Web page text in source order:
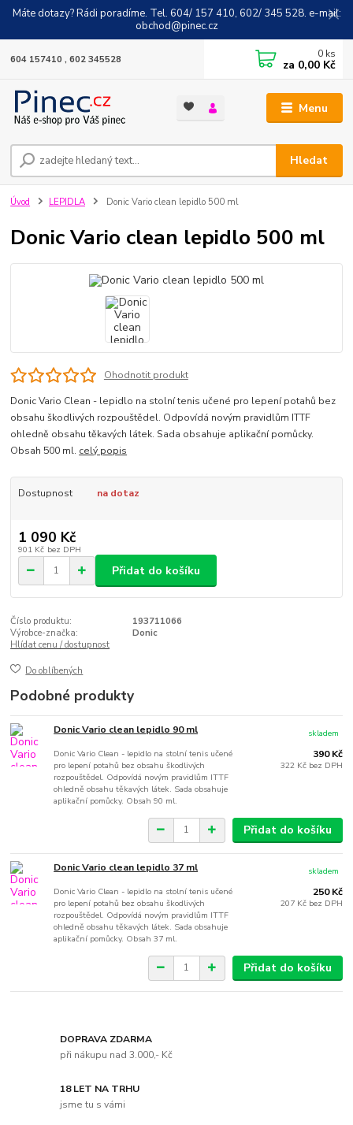
Máte dotazy? Rádi poradíme. Tel. 604/ 157 410, 602/ 345 528. e-mail:
obchod@pinec.cz
Menu
Hledat
604 157410 , 602 345528 0 ks
za 0,00 Kč
Úvod LEPIDLA Donic Vario clean lepidlo 500 ml
Donic Vario clean lepidlo 500 ml
Ohodnotit produkt
Donic Vario Clean - lepidlo na stolní tenis učené pro lepení potahů bez
obsahu škodlivých rozpouštědel. Odpovídá novým pravidlům ITTF
ohledně obsahu těkavých látek. Sada obsahuje aplikační pomůcky.
Obsah 500 ml. celý popis
Dostupnost na dotaz
1 090 Kč
901 Kč bez DPH
Přidat do košíku
Číslo produktu:
193711066
Výrobce-značka:
Donic
Hlídat cenu / dostupnost
Do oblíbených
Podobné produkty
Donic Vario clean lepidlo 90 ml
Donic Vario Clean - lepidlo na stolní tenis učené
pro lepení potahů bez obsahu škodlivých
rozpouštědel. Odpovídá novým pravidlům ITTF
ohledně obsahu těkavých látek. Sada obsahuje
aplikační pomůcky. Obsah 90 ml.
390 Kč
322 Kč bez DPH
skladem
Přidat do košíku
Donic Vario clean lepidlo 37 ml
Donic Vario Clean - lepidlo na stolní tenis učené
pro lepení potahů bez obsahu škodlivých
rozpouštědel. Odpovídá novým pravidlům ITTF
ohledně obsahu těkavých látek. Sada obsahuje
aplikační pomůcky. Obsah 37 ml.
250 Kč
207 Kč bez DPH
skladem
Přidat do košíku
DOPRAVA ZDARMA
při nákupu nad 3.000,- Kč
18 LET NA TRHU
jsme tu s vámi